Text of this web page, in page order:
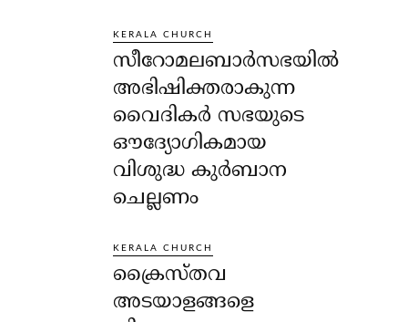
KERALA CHURCH
സീറോമലബാർസഭയിൽ
അഭിഷിക്തരാകുന്ന
വൈദികർ സഭയുടെ
ഔദ്യോഗികമായ
വിശുദ്ധ കുർബാന
ചെല്ലണം
KERALA CHURCH
ക്രൈസ്തവ
അടയാളങ്ങളെ